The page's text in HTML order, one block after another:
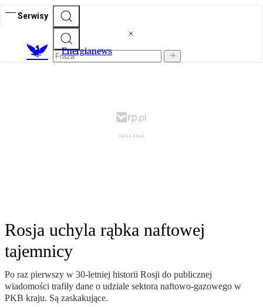
Serwisy
Energianews
Rosja uchyla rąbka naftowej
tajemnicy
Po raz pierwszy w 30-letniej historii Rosji do publicznej
wiadomości trafiły dane o udziale sektora naftowo-gazowego w
PKB kraju. Są zaskakujące.